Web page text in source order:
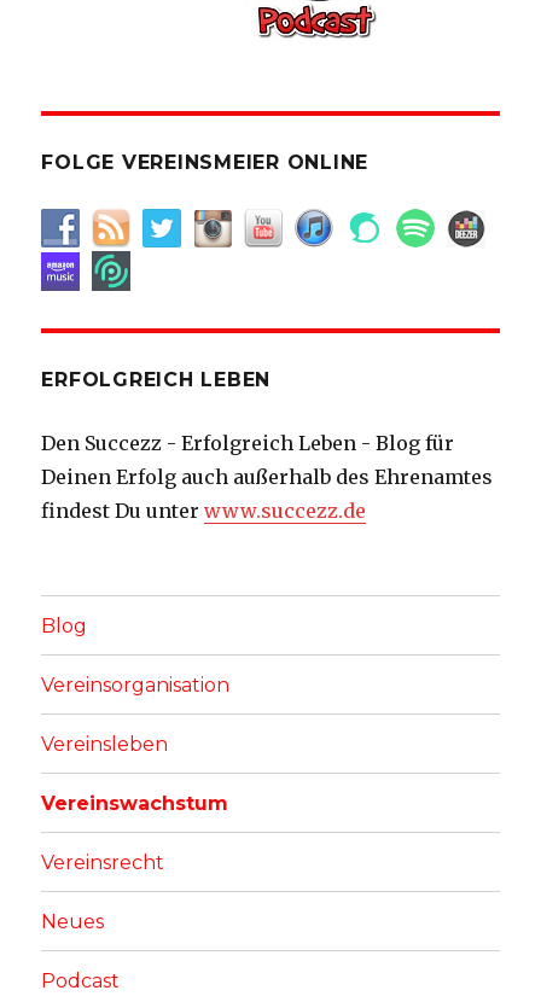
FOLGE VEREINSMEIER ONLINE
ERFOLGREICH LEBEN
Den Succezz - Erfolgreich Leben - Blog für
Deinen Erfolg auch außerhalb des Ehrenamtes
findest Du unterwww.succezz.de
Blog
Vereinsorganisation
Vereinsleben
Vereinswachstum
Vereinsrecht
Neues
Podcast